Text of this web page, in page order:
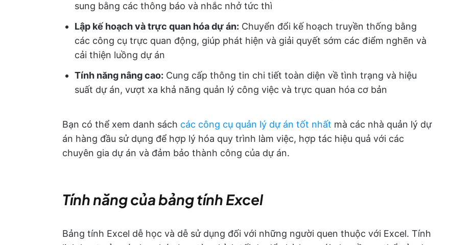
sung bằng các thông báo và nhắc nhở tức thì
Lập kế hoạch và trực quan hóa dự án: Chuyển đổi kế hoạch truyền thống bằng
các công cụ trực quan động, giúp phát hiện và giải quyết sớm các điểm nghẽn và
cải thiện luồng dự án
Tính năng nâng cao: Cung cấp thông tin chi tiết toàn diện về tình trạng và hiệu
suất dự án, vượt xa khả năng quản lý công việc và trực quan hóa cơ bản
Bạn có thể xem danh sách các công cụ quản lý dự án tốt nhất mà các nhà quản lý dự
án hàng đầu sử dụng để hợp lý hóa quy trình làm việc, hợp tác hiệu quả với các
chuyên gia dự án và đảm bảo thành công của dự án.
Tính năng của bảng tính Excel
Bảng tính Excel dễ học và dễ sử dụng đối với những người quen thuộc với Excel. Tính